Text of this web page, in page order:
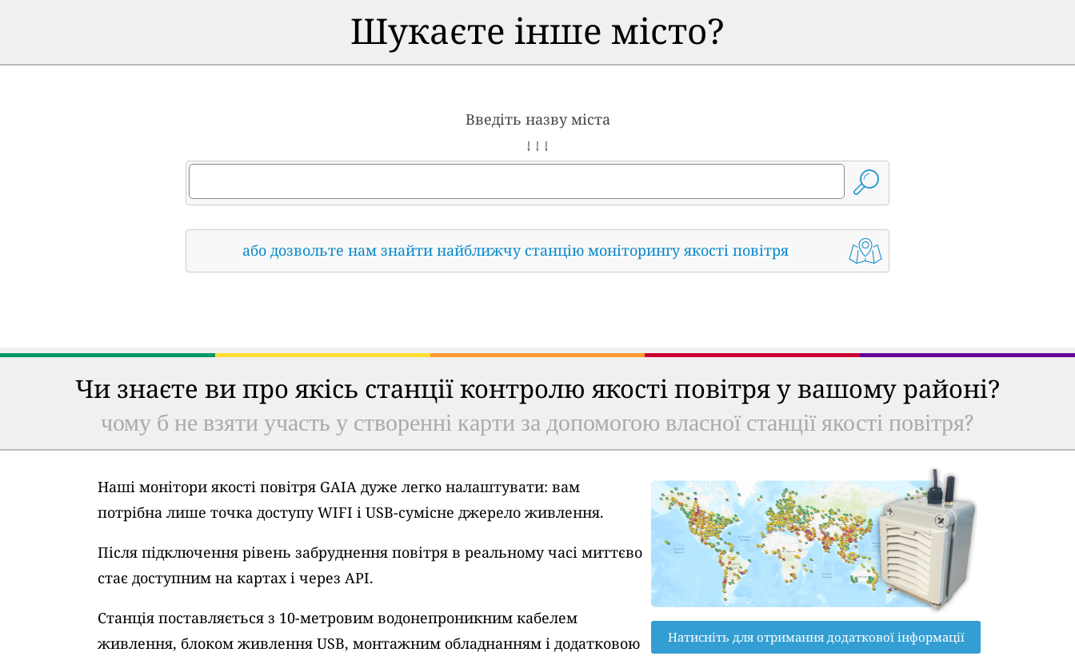
Шукаєте інше місто?
Введіть назву міста
↓ ↓ ↓
або дозвольте нам знайти найближчу станцію моніторингу якості повітря
Чи знаєте ви про якісь станції контролю якості повітря у вашому районі?
чому б не взяти участь у створенні карти за допомогою власної станції якості повітря?
Наші монітори якості повітря GAIA дуже легко налаштувати: вам
потрібна лише точка доступу WIFI і USB-сумісне джерело живлення.
Після підключення рівень забруднення повітря в реальному часі миттєво
стає доступним на картах і через API.
Станція поставляється з 10-метровим водонепроникним кабелем
живлення, блоком живлення USB, монтажним обладнанням і додатковою
Натисніть для отримання додаткової інформації